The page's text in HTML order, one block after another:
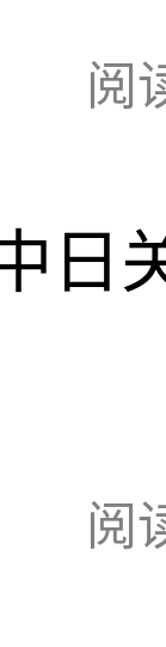
阅
日
阅